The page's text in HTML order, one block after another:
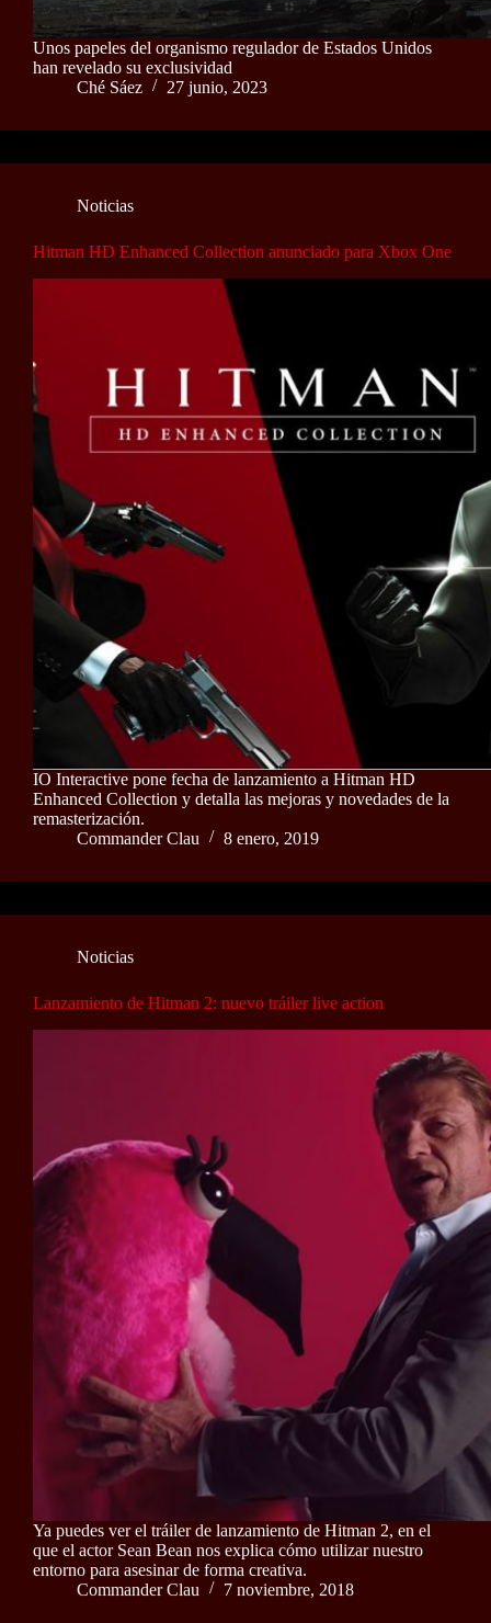
Unos papeles del organismo regulador de Estados Unidos
han revelado su exclusividad
Ché Sáez
27 junio, 2023
Noticias
Hitman HD Enhanced Collection anunciado para Xbox One
IO Interactive pone fecha de lanzamiento a Hitman HD
Enhanced Collection y detalla las mejoras y novedades de la
remasterización.
Commander Clau
8 enero, 2019
Noticias
Lanzamiento de Hitman 2: nuevo tráiler live action
Ya puedes ver el tráiler de lanzamiento de Hitman 2, en el
que el actor Sean Bean nos explica cómo utilizar nuestro
entorno para asesinar de forma creativa.
Commander Clau
7 noviembre, 2018